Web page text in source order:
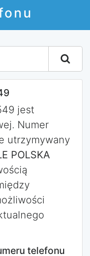
jest
Numer
utrzymywany
POLSKA
telefonu